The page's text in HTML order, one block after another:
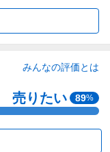
みんなの評価とは
売りたい 89%